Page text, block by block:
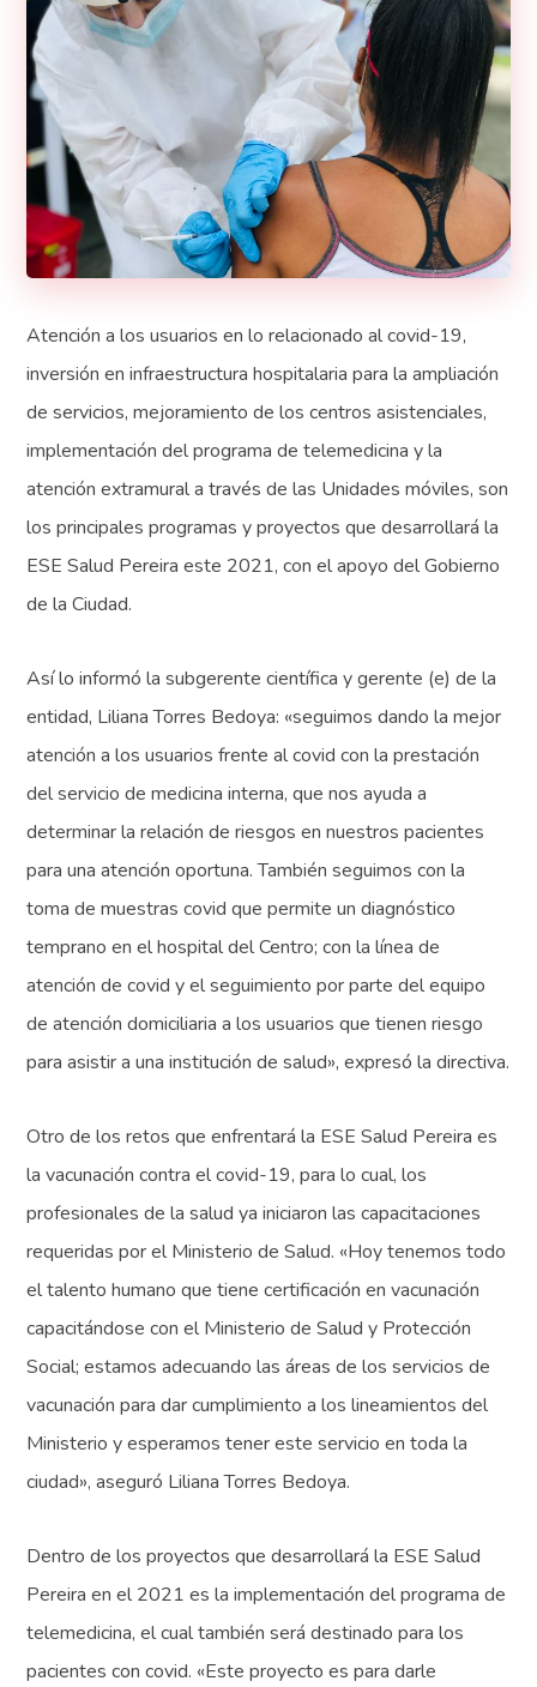
Atención a los usuarios en lo relacionado al covid-19,
inversión en infraestructura hospitalaria para la ampliación
de servicios, mejoramiento de los centros asistenciales,
implementación del programa de telemedicina y la
atención extramural a través de las Unidades móviles, son
los principales programas y proyectos que desarrollará la
ESE Salud Pereira este 2021, con el apoyo del Gobierno
de la Ciudad.
Así lo informó la subgerente científica y gerente (e) de la
entidad, Liliana Torres Bedoya: «seguimos dando la mejor
atención a los usuarios frente al covid con la prestación
del servicio de medicina interna, que nos ayuda a
determinar la relación de riesgos en nuestros pacientes
para una atención oportuna. También seguimos con la
toma de muestras covid que permite un diagnóstico
temprano en el hospital del Centro; con la línea de
atención de covid y el seguimiento por parte del equipo
de atención domiciliaria a los usuarios que tienen riesgo
para asistir a una institución de salud», expresó la directiva.
Otro de los retos que enfrentará la ESE Salud Pereira es
la vacunación contra el covid-19, para lo cual, los
profesionales de la salud ya iniciaron las capacitaciones
requeridas por el Ministerio de Salud. «Hoy tenemos todo
el talento humano que tiene certificación en vacunación
capacitándose con el Ministerio de Salud y Protección
Social; estamos adecuando las áreas de los servicios de
vacunación para dar cumplimiento a los lineamientos del
Ministerio y esperamos tener este servicio en toda la
ciudad», aseguró Liliana Torres Bedoya.
Dentro de los proyectos que desarrollará la ESE Salud
Pereira en el 2021 es la implementación del programa de
telemedicina, el cual también será destinado para los
pacientes con covid. «Este proyecto es para darle